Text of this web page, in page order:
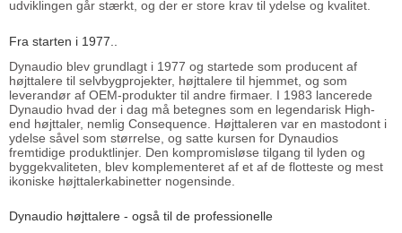
udviklingen går stærkt, og der er store krav til ydelse og kvalitet.
Fra starten i 1977..
Dynaudio blev grundlagt i 1977 og startede som producent af
højttalere til selvbygprojekter, højttalere til hjemmet, og som
leverandør af OEM-produkter til andre firmaer. I 1983 lancerede
Dynaudio hvad der i dag må betegnes som en legendarisk High-
end højttaler, nemlig Consequence. Højttaleren var en mastodont i
ydelse såvel som størrelse, og satte kursen for Dynaudios
fremtidige produktlinjer. Den kompromisløse tilgang til lyden og
byggekvaliteten, blev komplementeret af et af de flotteste og mest
ikoniske højttalerkabinetter nogensinde.
Dynaudio højttalere - også til de professionelle